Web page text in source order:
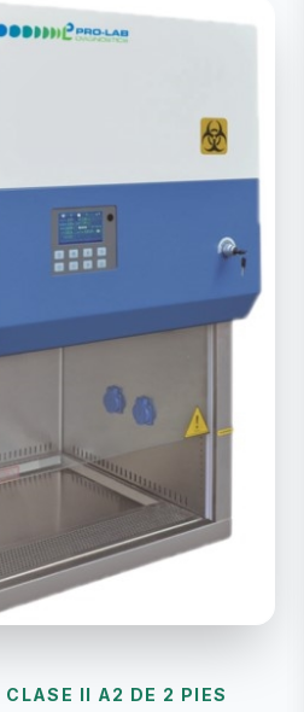
II A2 DE 2 PIES